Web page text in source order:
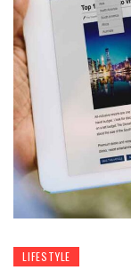
LIFESTYLE